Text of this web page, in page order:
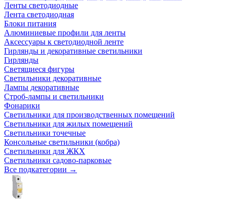
Ленты светодиодные
Лента светодиодная
Блоки питания
Алюминиевые профили для ленты
Аксессуары к светодиодной ленте
Гирлянды и декоративные светильники
Гирлянды
Светящиеся фигуры
Светильники декоративные
Лампы декоративные
Строб-лампы и светильники
Фонарики
Светильники для производственных помещений
Светильники для жилых помещений
Светильники точечные
Консольные светильники (кобра)
Светильники для ЖКХ
Светильники садово-парковые
Все подкатегории →